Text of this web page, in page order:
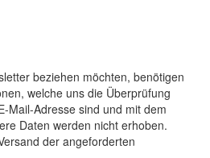
beziehen möchten, benötigen
welche uns die Überprüfung
Mail-Adresse sind und mit dem
Daten werden nicht erhoben.
der angeforderten